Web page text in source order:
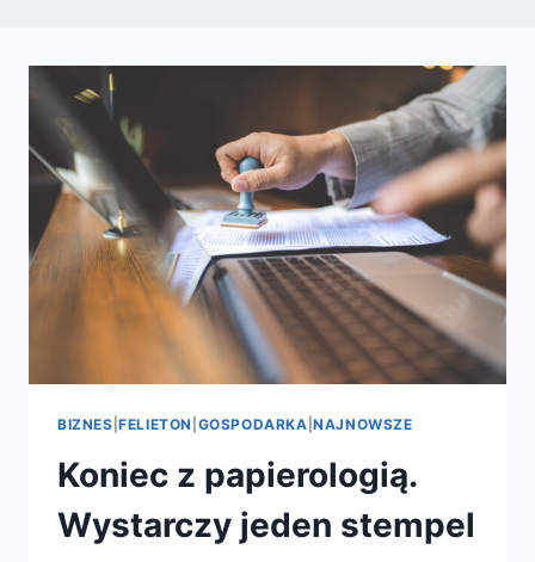
BIZNES |FELIETON GOSPODARKA |NAJNOWSZE
Koniec z papierologią.
Wystarczy jeden stempel